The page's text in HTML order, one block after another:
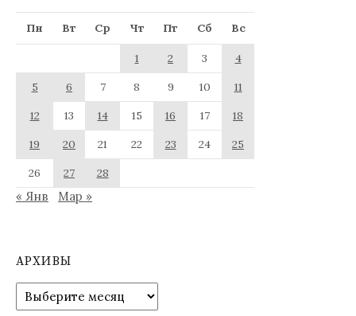
Пн Вт Ср Чт Пт Сб Вс
1 2 3
4
5
6 7 8 9 10
11
12
13 14 15 16 17
18
19
20 21 22 23 24
25
26
27 28
« Янв Мар »
АРХИВЫ
Архивы